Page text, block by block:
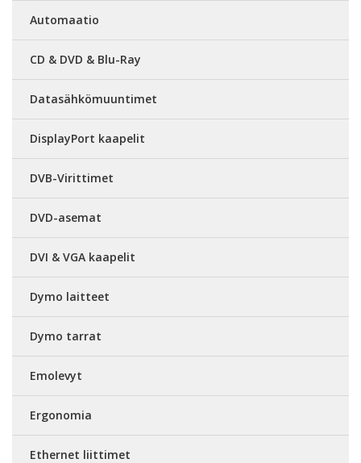
Automaatio
CD & DVD & Blu-Ray
Datasähkömuuntimet
DisplayPort kaapelit
DVB-Virittimet
DVD-asemat
DVI & VGA kaapelit
Dymo laitteet
Dymo tarrat
Emolevyt
Ergonomia
Ethernet liittimet